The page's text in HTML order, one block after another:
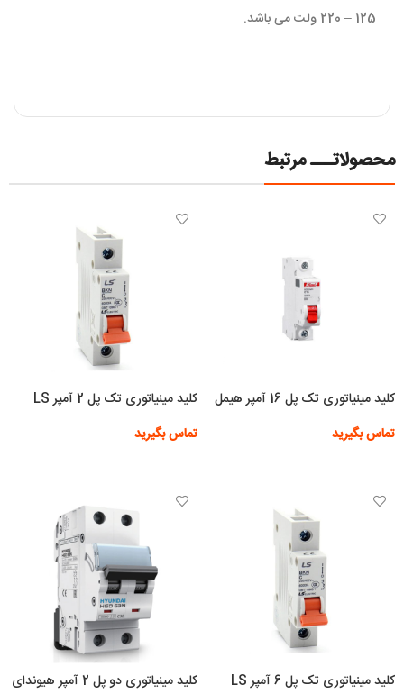
125 – 220 ولت می باشد.
محصولاتـــ مرتبط
کلید مینیاتوری تک پل 16 آمپر هیمل
تماس بگیرید
کلید مینیاتوری تک پل 2 آمپر LS
تماس بگیرید
کلید مینیاتوری تک پل 6 آمپر LS
کلید مینیاتوری دو پل 2 آمپر هیوندای